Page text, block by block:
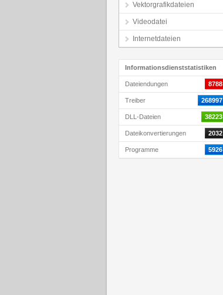
Vektorgrafikdateien
Videodatei
Internetdateien
Informationsdienststatistiken
Dateiendungen 8788
Treiber 268997
DLL-Dateien 38223
Dateikonvertierungen 2032
Programme 5926